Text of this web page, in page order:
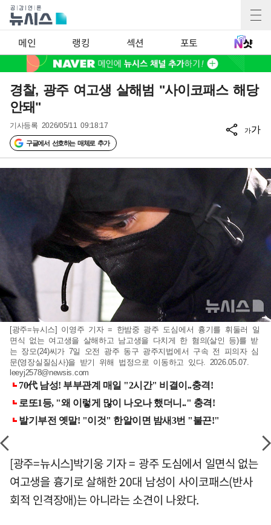
메인 랭킹 섹션 포토
경찰, 광주 여고생 살해범 "사이코패스 해당
안돼"
기사등록 2026/05/11 09:18:17
구글에서 선호하는 매체로 추가
가가
[광주=뉴시스] 이영주 기자 = 한밤중 광주 도심에서 흉기를 휘둘러 일
면식 없는 여고생을 살해하고 남고생을 다치게 한 혐의(살인 등)를 받
는 장모(24)씨가 7일 오전 광주 동구 광주지법에서 구속 전 피의자 심
문(영장실질심사)을 받기 위해 법정으로 이동하고 있다. 2026.05.07.
leeyj2578@newsis.com
[광주=뉴시스]박기웅 기자 = 광주 도심에서 일면식 없는
여고생을 흉기로 살해한 20대 남성이 사이코패스(반사
회적 인격장애)는 아니라는 소견이 나왔다.